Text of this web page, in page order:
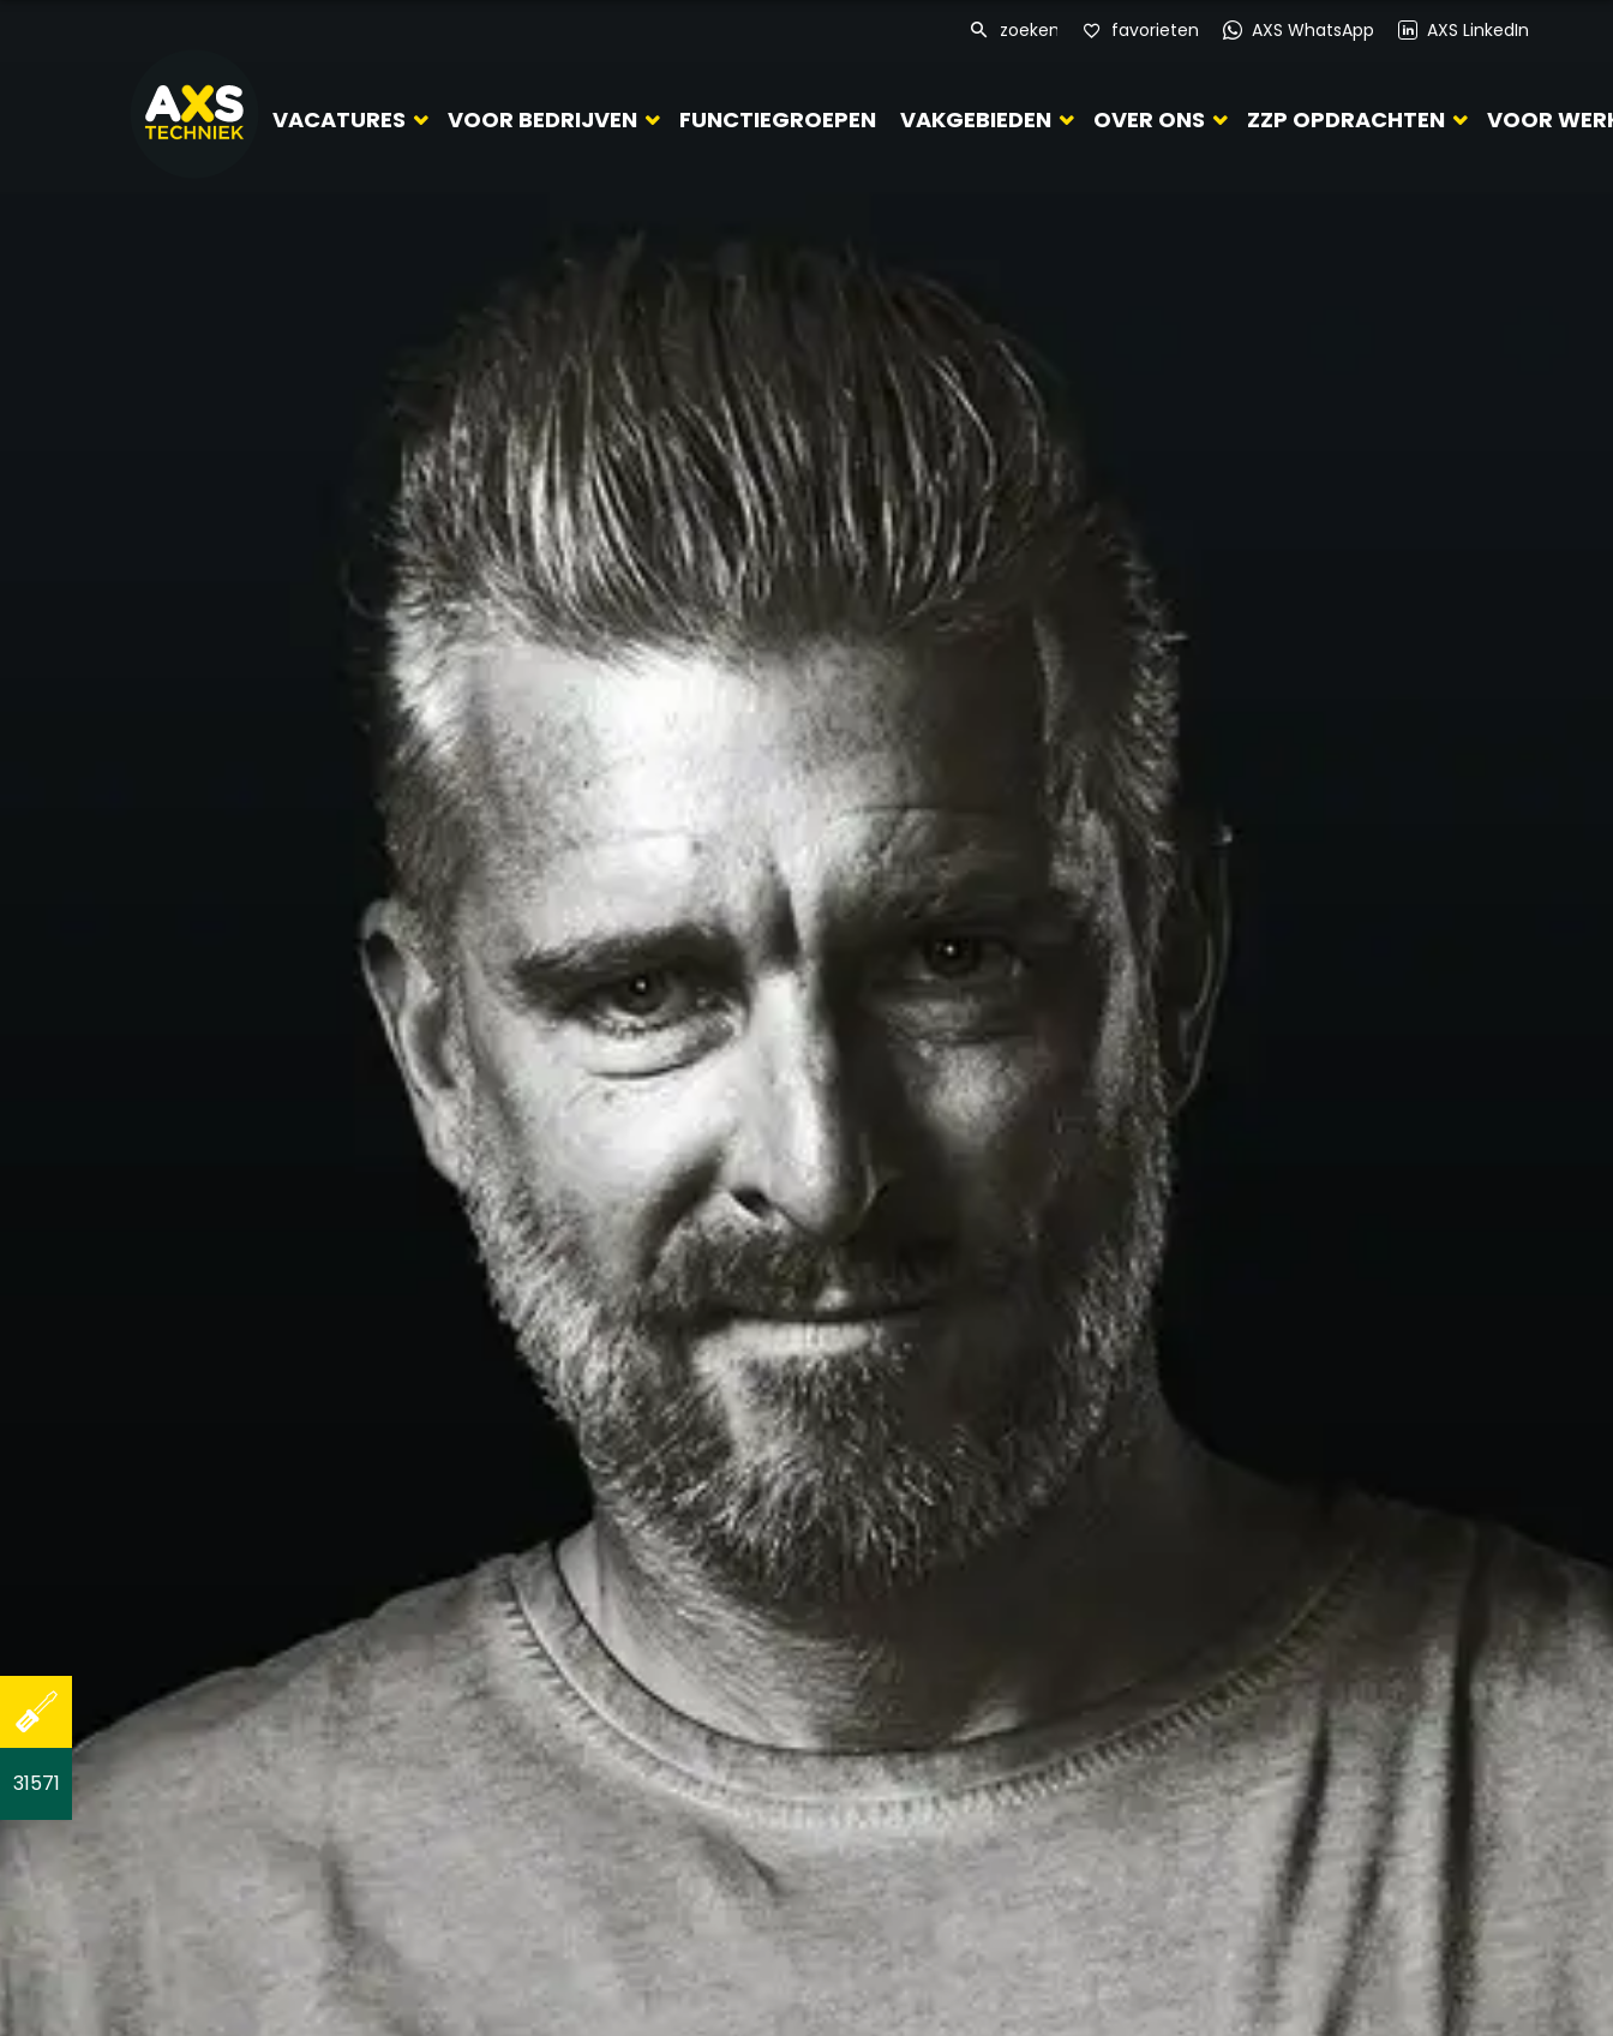
favorieten AXS WhatsApp AXS LinkedIn
VACATURES VOOR BEDRIJVEN FUNCTIEGROEPEN VAKGEBIEDEN OVER ONS ZZP OPDRACHTEN VOOR
31571